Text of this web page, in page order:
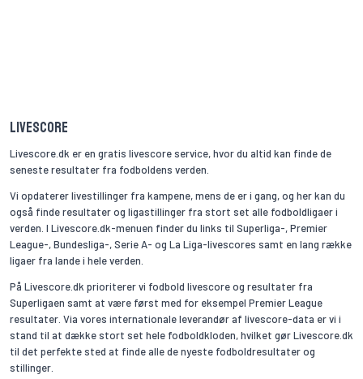
Livescore
Livescore.dk er en gratis livescore service, hvor du altid kan finde de
seneste resultater fra fodboldens verden.
Vi opdaterer livestillinger fra kampene, mens de er i gang, og her kan du
også finde resultater og ligastillinger fra stort set alle fodboldligaer i
verden. I Livescore.dk-menuen finder du links til Superliga-, Premier
League-, Bundesliga-, Serie A- og La Liga-livescores samt en lang række
ligaer fra lande i hele verden.
På Livescore.dk prioriterer vi fodbold livescore og resultater fra
Superligaen samt at være først med for eksempel Premier League
resultater. Via vores internationale leverandør af livescore-data er vi i
stand til at dække stort set hele fodboldkloden, hvilket gør Livescore.dk
til det perfekte sted at finde alle de nyeste fodboldresultater og
stillinger.